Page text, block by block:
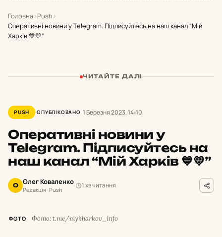
Головна›Push ›
Оперативні новини у Telegram. Підписуйтесь на наш канал “Мій
Харків 💙💛”
ЧИТАЙТЕ ДАЛІ
PUSH ОПУБЛІКОВАНО 1 Березня 2023, 14:10
Оперативні новини у
Telegram. Підписуйтесь на
наш канал “Мій Харків 💙💛”
О Олег Коваленко
Редакція · Push
1 хв читання
ФОТО Фото: t.me/mykharkov_info